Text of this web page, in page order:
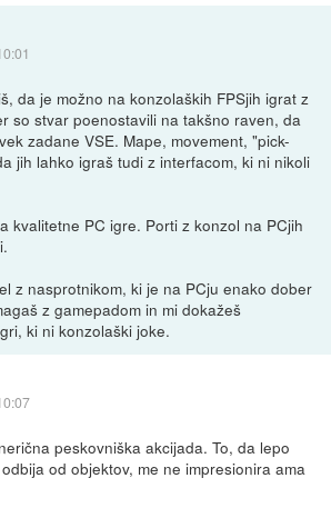
da je možno na konzolaških FPSjih igrat z
so stvar poenostavili na takšno raven, da
zadane VSE. Mape, movement, "pick-
jih lahko igraš tudi z interfacom, ki ni nikoli
kvalitetne PC igre. Porti z konzol na PCjih
z nasprotnikom, ki je na PCju enako dober
z gamepadom in mi dokažeš
ki ni konzolaški joke.
peskovniška akcijada. To, da lepo
od objektov, me ne impresionira ama